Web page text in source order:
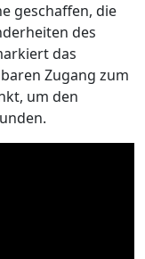
geschaffen, die
des
das
Zugang zum
um den